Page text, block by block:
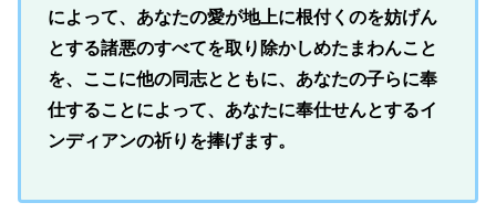
によって、あなたの愛が地上に根付くのを妨げん
とする諸悪のすべてを取り除かしめたまわんこと
を、ここに他の同志とともに、あなたの子らに奉
仕することによって、あなたに奉仕せんとするイ
ンディアンの祈りを捧げます。